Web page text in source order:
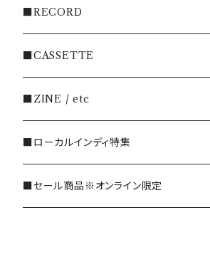
・INDIE
・EMO/PUNK/POST HC
・SHOEGAZE/DREAMPOP/POST
ROCK
・OTHER(LOUD/JUNK/RAP/ et
c...)
■RECORD
■CASSETTE
■ZINE / etc
■ローカルインディ特集
■セール商品※オンライン限定